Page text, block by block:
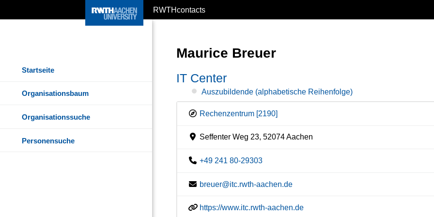
RWTHcontacts
Startseite
Organisationsbaum
Organisationssuche
Personensuche
Maurice Breuer
IT Center
Auszubildende (alphabetische Reihenfolge)
Rechenzentrum [2190]
Seffenter Weg 23, 52074 Aachen
+49 241 80-29303
breuer@itc.rwth-aachen.de
https://www.itc.rwth-aachen.de